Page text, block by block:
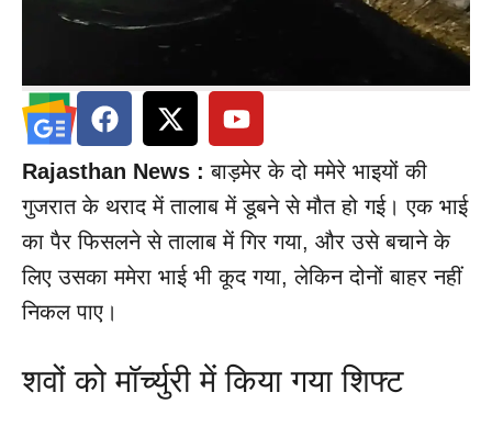
Rajasthan News : बाड़मेर के दो ममेरे भाइयों की
गुजरात के थराद में तालाब में डूबने से मौत हो गई। एक भाई
का पैर फिसलने से तालाब में गिर गया, और उसे बचाने के
लिए उसका ममेरा भाई भी कूद गया, लेकिन दोनों बाहर नहीं
निकल पाए।
शवों को मॉर्च्युरी में किया गया शिफ्ट